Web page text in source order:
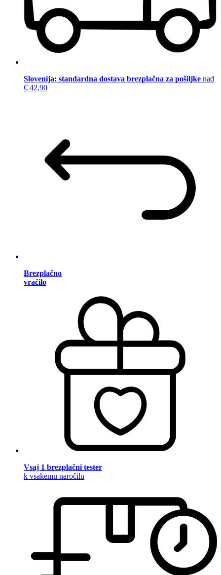
Slovenija: standardna dostava brezplačna za pošiljke nad
€ 42,90
Brezplačno
vračilo
Vsaj 1 brezplačni tester
k vsakemu naročilu